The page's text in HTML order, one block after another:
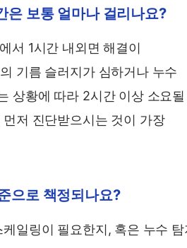
은 보통 얼마나 걸리나요?
서 1시간 내외면 해결이
기름 슬러지가 심하거나 누수
상황에 따라 2시간 이상 소요될
저 진단받으시는 것이 가장
으로 책정되나요?
일링이 필요한지, 혹은 누수 탐